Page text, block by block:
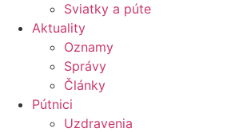
Sviatky a púte
Aktuality
Oznamy
Správy
Články
Pútnici
Uzdravenia